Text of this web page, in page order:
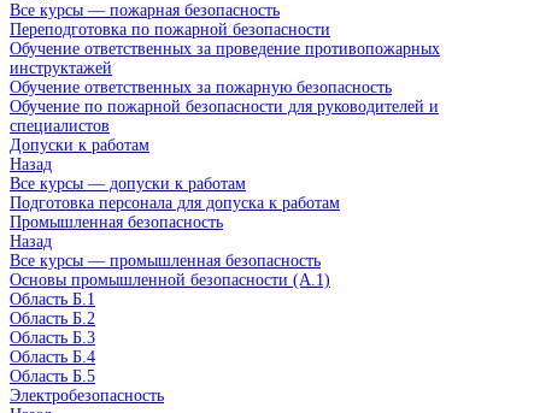
Все курсы — пожарная безопасность
Переподготовка по пожарной безопасности
Обучение ответственных за проведение противопожарных
инструктажей
Обучение ответственных за пожарную безопасность
Обучение по пожарной безопасности для руководителей и
специалистов
Допуски к работам
Назад
Все курсы — допуски к работам
Подготовка персонала для допуска к работам
Промышленная безопасность
Назад
Все курсы — промышленная безопасность
Основы промышленной безопасности (A.1)
Область Б.1
Область Б.2
Область Б.3
Область Б.4
Область Б.5
Электробезопасность